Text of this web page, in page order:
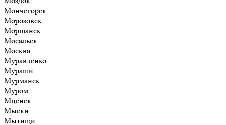
Мончегорск
Морозовск
Моршанск
Мосальск
Москва
Муравленко
Мураши
Мурманск
Муром
Мценск
Мыски
Мытищи